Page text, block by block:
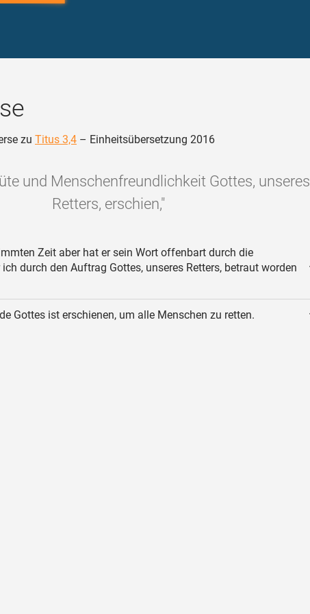
zu Titus 3,4 – Einheitsübersetzung 2016
und Menschenfreundlichkeit Gottes, unseres
Retters, erschien,"
Zeit aber hat er sein Wort offenbart durch die
durch den Auftrag Gottes, unseres Retters, betraut worden
Gottes ist erschienen, um alle Menschen zu retten.